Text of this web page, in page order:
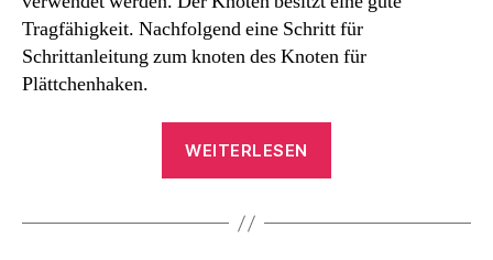
Tragfähigkeit. Nachfolgend eine Schritt für
Schrittanleitung zum knoten des Knoten für
Plättchenhaken.
WEITERLESEN